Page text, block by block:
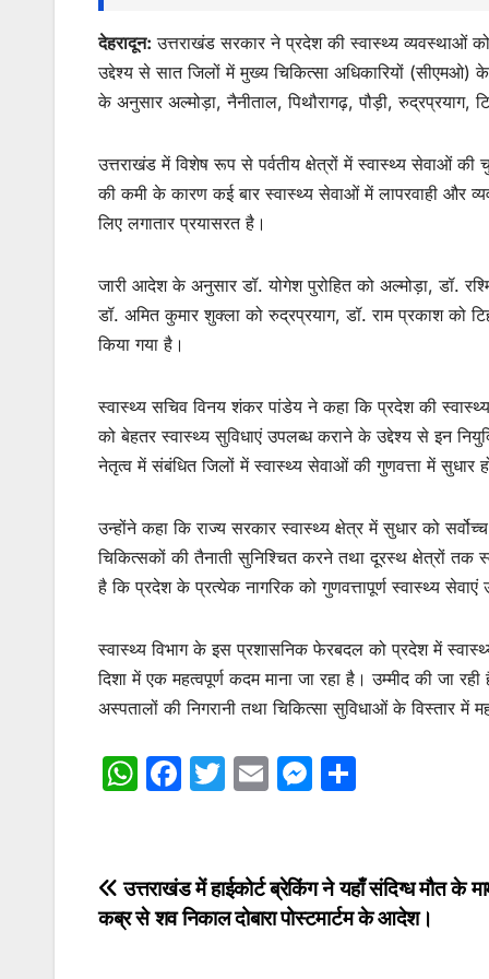
देहरादून: उत्तराखंड सरकार ने प्रदेश की स्वास्थ्य व्यवस्थाओं
उद्देश्य से सात जिलों में मुख्य चिकित्सा अधिकारियों (सीएमओ)
के अनुसार अल्मोड़ा, नैनीताल, पिथौरागढ़, पौड़ी, रुद्रप्रयाग,
उत्तराखंड में विशेष रूप से पर्वतीय क्षेत्रों में स्वास्थ्य सेवाओं की
की कमी के कारण कई बार स्वास्थ्य सेवाओं में लापरवाही और
लिए लगातार प्रयासरत है।
जारी आदेश के अनुसार डॉ. योगेश पुरोहित को अल्मोड़ा, डॉ.
डॉ. अमित कुमार शुक्ला को रुद्रप्रयाग, डॉ. राम प्रकाश को
किया गया है।
स्वास्थ्य सचिव विनय शंकर पांडेय ने कहा कि प्रदेश की
को बेहतर स्वास्थ्य सुविधाएं उपलब्ध कराने के उद्देश्य से इन
नेतृत्व में संबंधित जिलों में स्वास्थ्य सेवाओं की गुणवत्ता में सुधार
उन्होंने कहा कि राज्य सरकार स्वास्थ्य क्षेत्र में सुधार को
चिकित्सकों की तैनाती सुनिश्चित करने तथा दूरस्थ क्षेत्रों तक
है कि प्रदेश के प्रत्येक नागरिक को गुणवत्तापूर्ण स्वास्थ्य सेवाएं
स्वास्थ्य विभाग के इस प्रशासनिक फेरबदल को प्रदेश में
दिशा में एक महत्वपूर्ण कदम माना जा रहा है। उम्मीद की जा
अस्पतालों की निगरानी तथा चिकित्सा सुविधाओं के विस्तार में
W
s
A
F
e
b
T
er
E
l
M
s
e
e
Post
navigation
उत्तराखंड में हाईकोर्ट ब्रेकिंग ने यहाँ संदिग्ध मौत के
कब्र से शव निकाल दोबारा पोस्टमार्टम के आदेश।